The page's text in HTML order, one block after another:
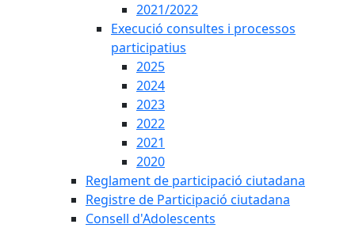
2021/2022
Execució consultes i processos
participatius
2025
2024
2023
2022
2021
2020
Reglament de participació ciutadana
Registre de Participació ciutadana
Consell d'Adolescents